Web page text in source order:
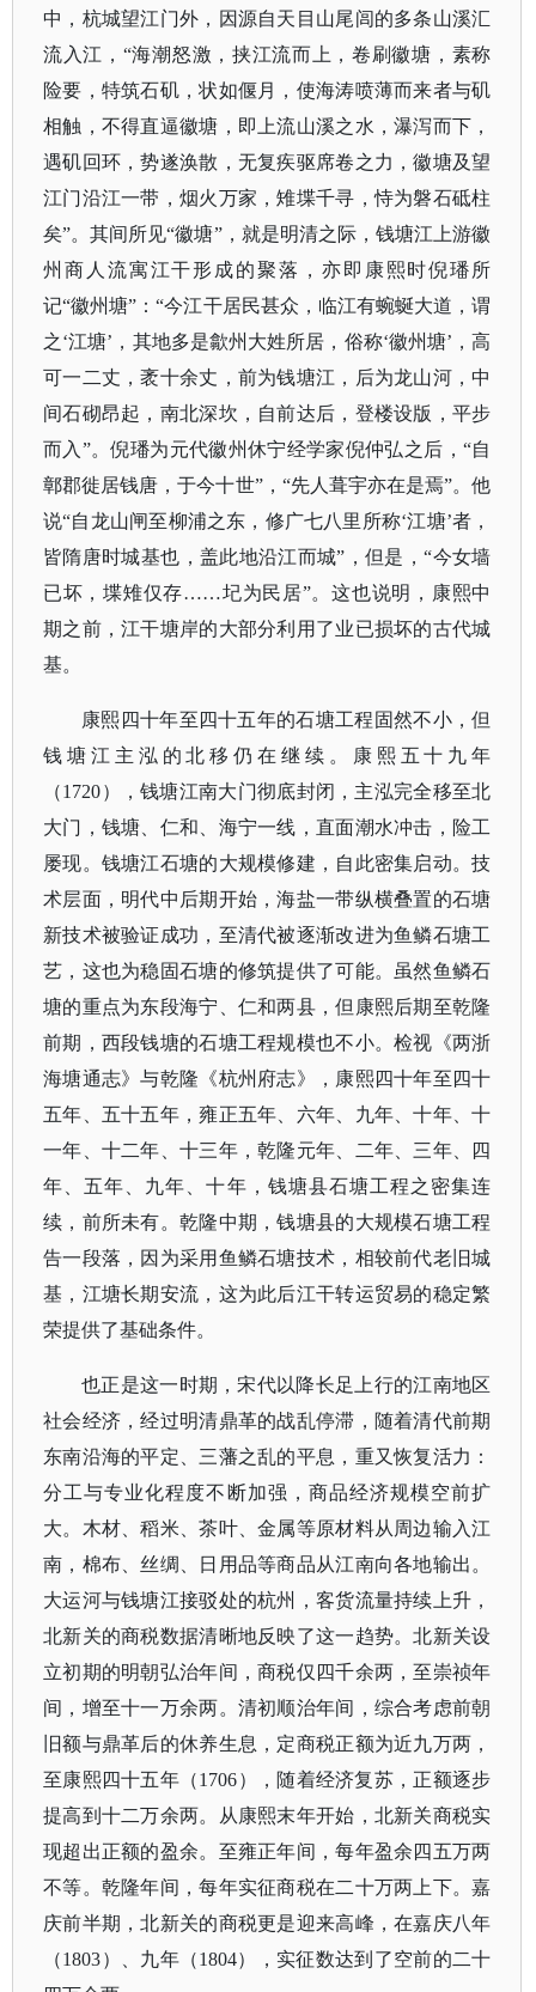
中，杭城望江门外，因源自天目山尾闾的多条山溪汇
流入江，“海潮怒激，挟江流而上，卷刷徽塘，素称
险要，特筑石矶，状如偃月，使海涛喷薄而来者与矶
相触，不得直逼徽塘，即上流山溪之水，瀑泻而下，
遇矶回环，势遂涣散，无复疾驱席卷之力，徽塘及望
江门沿江一带，烟火万家，雉堞千寻，恃为磐石砥柱
矣”。其间所见“徽塘”，就是明清之际，钱塘江上游徽
州商人流寓江干形成的聚落，亦即康熙时倪璠所
记“徽州塘”：“今江干居民甚众，临江有蜿蜒大道，谓
之‘江塘’，其地多是歙州大姓所居，俗称‘徽州塘’，高
可一二丈，袤十余丈，前为钱塘江，后为龙山河，中
间石砌昂起，南北深坎，自前达后，登楼设版，平步
而入”。倪璠为元代徽州休宁经学家倪仲弘之后，“自
鄣郡徙居钱唐，于今十世”，“先人葺宇亦在是焉”。他
说“自龙山闸至柳浦之东，修广七八里所称‘江塘’者，
皆隋唐时城基也，盖此地沿江而城”，但是，“今女墙
已坏，堞雉仅存……圮为民居”。这也说明，康熙中
期之前，江干塘岸的大部分利用了业已损坏的古代城
基。
康熙四十年至四十五年的石塘工程固然不小，但
钱塘江主泓的北移仍在继续。康熙五十九年
（1720），钱塘江南大门彻底封闭，主泓完全移至北
大门，钱塘、仁和、海宁一线，直面潮水冲击，险工
屡现。钱塘江石塘的大规模修建，自此密集启动。技
术层面，明代中后期开始，海盐一带纵横叠置的石塘
新技术被验证成功，至清代被逐渐改进为鱼鳞石塘工
艺，这也为稳固石塘的修筑提供了可能。虽然鱼鳞石
塘的重点为东段海宁、仁和两县，但康熙后期至乾隆
前期，西段钱塘的石塘工程规模也不小。检视《两浙
海塘通志》与乾隆《杭州府志》，康熙四十年至四十
五年、五十五年，雍正五年、六年、九年、十年、十
一年、十二年、十三年，乾隆元年、二年、三年、四
年、五年、九年、十年，钱塘县石塘工程之密集连
续，前所未有。乾隆中期，钱塘县的大规模石塘工程
告一段落，因为采用鱼鳞石塘技术，相较前代老旧城
基，江塘长期安流，这为此后江干转运贸易的稳定繁
荣提供了基础条件。
也正是这一时期，宋代以降长足上行的江南地区
社会经济，经过明清鼎革的战乱停滞，随着清代前期
东南沿海的平定、三藩之乱的平息，重又恢复活力：
分工与专业化程度不断加强，商品经济规模空前扩
大。木材、稻米、茶叶、金属等原材料从周边输入江
南，棉布、丝绸、日用品等商品从江南向各地输出。
大运河与钱塘江接驳处的杭州，客货流量持续上升，
北新关的商税数据清晰地反映了这一趋势。北新关设
立初期的明朝弘治年间，商税仅四千余两，至崇祯年
间，增至十一万余两。清初顺治年间，综合考虑前朝
旧额与鼎革后的休养生息，定商税正额为近九万两，
至康熙四十五年（1706），随着经济复苏，正额逐步
提高到十二万余两。从康熙末年开始，北新关商税实
现超出正额的盈余。至雍正年间，每年盈余四五万两
不等。乾隆年间，每年实征商税在二十万两上下。嘉
庆前半期，北新关的商税更是迎来高峰，在嘉庆八年
（1803）、九年（1804），实征数达到了空前的二十